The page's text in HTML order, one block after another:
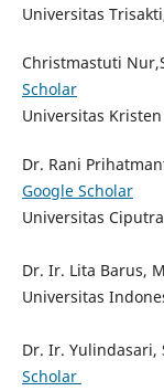
Universitas
Christmastuti
Scholar
Universitas
Dr. Rani
Google Scholar
Universitas
Dr. Ir. Lita Barus,
Universitas
Dr. Ir. Yulindasari,
Scholar